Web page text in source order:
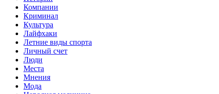
Компании
Криминал
Культура
Лайфхаки
Летние виды спорта
Личный счет
Люди
Места
Мнения
Мода